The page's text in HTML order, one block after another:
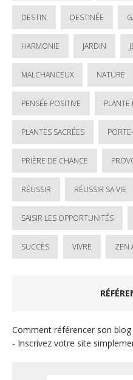
DESTIN DESTINÉE
HARMONIE JARDIN
MALCHANCEUX NATURE
PENSÉE POSITIVE
PLANTES SACRÉES
PRIÈRE DE CHANCE
RÉUSSIR RÉUSSIR SA VIE
SAISIR LES OPPORTUNITÉS
SUCCÈS VIVRE ZEN
Comment référencer son blog
- Inscrivez votre site